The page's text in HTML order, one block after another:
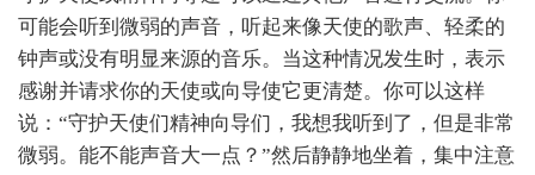
可能会听到微弱的声音，听起来像天使的歌声、轻柔的
钟声或没有明显来源的音乐。当这种情况发生时，表示
感谢并请求你的天使或向导使它更清楚。你可以这样
说：“守护天使们精神向导们，我想我听到了，但是非常
微弱。能不能声音大一点？”然后静静地坐着，集中注意